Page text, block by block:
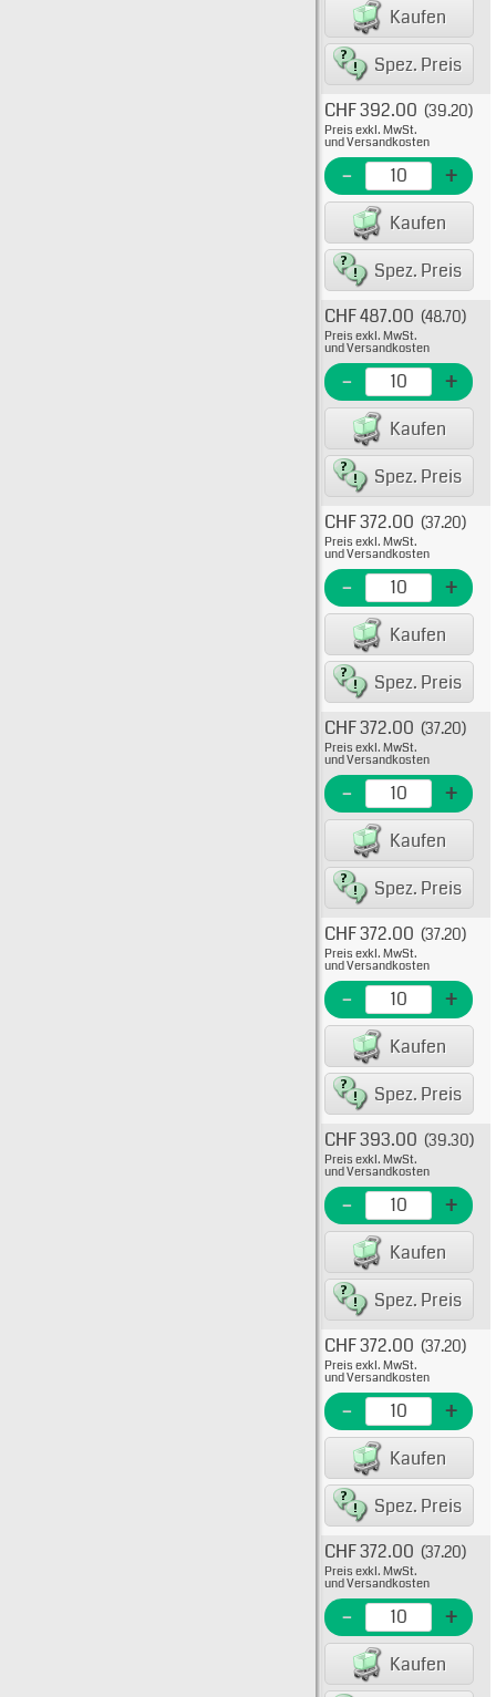
EAN/
Kaufen
Spez. Preis
Typ:
KTK-
EME
EAN/
CHF 392.00 (39.20)
Preis exkl. MwSt.
und Versandkosten
- +
Kaufen
Spez. Preis
Typ:
KTK-
EME
EAN/
CHF 487.00 (48.70)
Preis exkl. MwSt.
und Versandkosten
- +
Kaufen
Spez. Preis
Typ:
KTK-
EME
EAN/
CHF 372.00 (37.20)
Preis exkl. MwSt.
und Versandkosten
- +
Kaufen
Spez. Preis
Typ:
EME
CHF 372.00 (37.20)
Preis exkl. MwSt.
und Versandkosten
- +
Kaufen
Spez. Preis
Typ:
KTK-
EME
EAN/
CHF 372.00 (37.20)
Preis exkl. MwSt.
und Versandkosten
- +
Kaufen
Spez. Preis
Typ:
KTK-
EME
EAN/
CHF 393.00 (39.30)
Preis exkl. MwSt.
und Versandkosten
- +
Kaufen
Spez. Preis
Typ:
EME
CHF 372.00 (37.20)
Preis exkl. MwSt.
und Versandkosten
- +
Kaufen
Spez. Preis
Typ:
KTK-
EME
EAN/
CHF 372.00 (37.20)
Preis exkl. MwSt.
und Versandkosten
- +
Kaufen